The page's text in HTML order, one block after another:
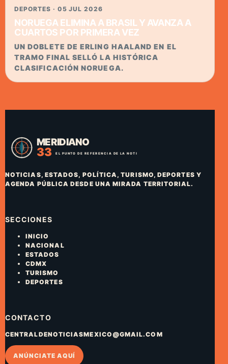
DEPORTES · 05 JUL 2026
NORUEGA ELIMINA A BRASIL Y AVANZA A
CUARTOS POR PRIMERA VEZ
UN DOBLETE DE ERLING HAALAND EN EL
TRAMO FINAL SELLÓ LA HISTÓRICA
CLASIFICACIÓN NORUEGA.
NOTICIAS, ESTADOS, POLÍTICA, TURISMO, DEPORTES Y
AGENDA PÚBLICA DESDE UNA MIRADA TERRITORIAL.
SECCIONES
INICIO
NACIONAL
ESTADOS
CDMX
TURISMO
DEPORTES
CONTACTO
CENTRALDENOTICIASMEXICO@GMAIL.COM
ANÚNCIATE AQUÍ